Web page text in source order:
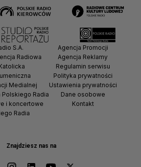
Znajdziesz nas na
S.A.
Radiowa
Medialnej
Polskiego Radia
i koncertowe
Radia
Agencja Promocji
Agencja Reklamy
Regulamin serwisu
Polityka prywatności
Ustawienia prywatności
Dane osobowe
Kontakt